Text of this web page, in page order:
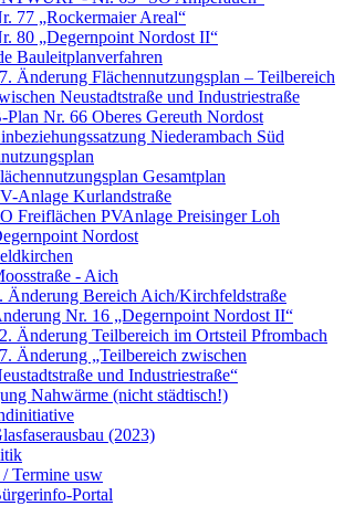
77 „Rockermaier Areal“
80 „Degernpoint Nordost II“
Bauleitplanverfahren
Änderung Flächennutzungsplan – Teilbereich
Neustadtstraße und Industriestraße
Plan Nr. 66 Oberes Gereuth Nordost
Niederambach Süd
Gesamtplan
Anlage Kurlandstraße
Freiflächen PV­Anlage Preisinger Loh
Nordost
- Aich
Änderung Bereich Aich/Kirchfeldstraße
Nr. 16 „Degernpoint Nordost II“
Änderung Teilbereich im Ortsteil Pfrombach
Änderung „Teilbereich zwischen
und Industriestraße“
Nahwärme (nicht städtisch!)
(2023)
/ Termine usw
Portal